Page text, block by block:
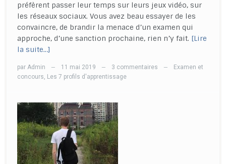
préfèrent passer leur temps sur leurs jeux vidéo, sur
les réseaux sociaux. Vous avez beau essayer de les
convaincre, de brandir la menace d’un examen qui
approche, d’une sanction prochaine, rien n’y fait. [Lire
la suite…]
par Admin — 11 mai 2019 — 3 commentaires —
Examen et
concours, Les 7 profils d'apprentissage